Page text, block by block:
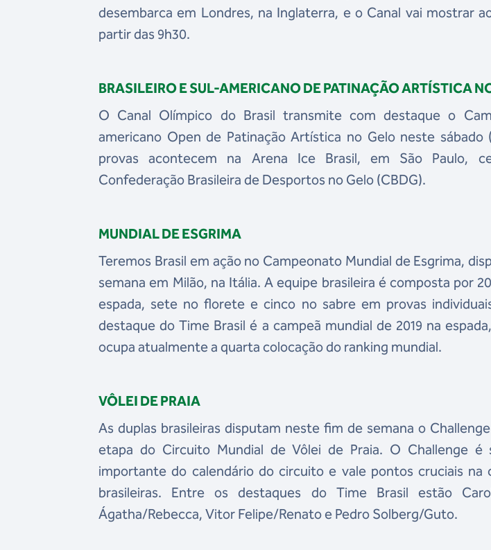
desembarca em Londres, na Inglaterra, e o Canal vai mostrar
partir das 9h30.
BRASILEIRO E SUL-AMERICANO DE PATINAÇÃO ARTÍSTICA
O Canal Olímpico do Brasil transmite com destaque o
americano Open de Patinação Artística no Gelo neste sábado
provas acontecem na Arena Ice Brasil, em São Paulo,
Confederação Brasileira de Desportos no Gelo (CBDG).
MUNDIAL DE ESGRIMA
Teremos Brasil em ação no Campeonato Mundial de Esgrima,
semana em Milão, na Itália. A equipe brasileira é composta por
espada, sete no florete e cinco no sabre em provas
destaque do Time Brasil é a campeã mundial de 2019 na
ocupa atualmente a quarta colocação do ranking mundial.
VÔLEI DE PRAIA
As duplas brasileiras disputam neste fim de semana o
etapa do Circuito Mundial de Vôlei de Praia. O Challenge é
importante do calendário do circuito e vale pontos cruciais na
brasileiras. Entre os destaques do Time Brasil estão
Ágatha/Rebecca, Vitor Felipe/Renato e Pedro Solberg/Guto.